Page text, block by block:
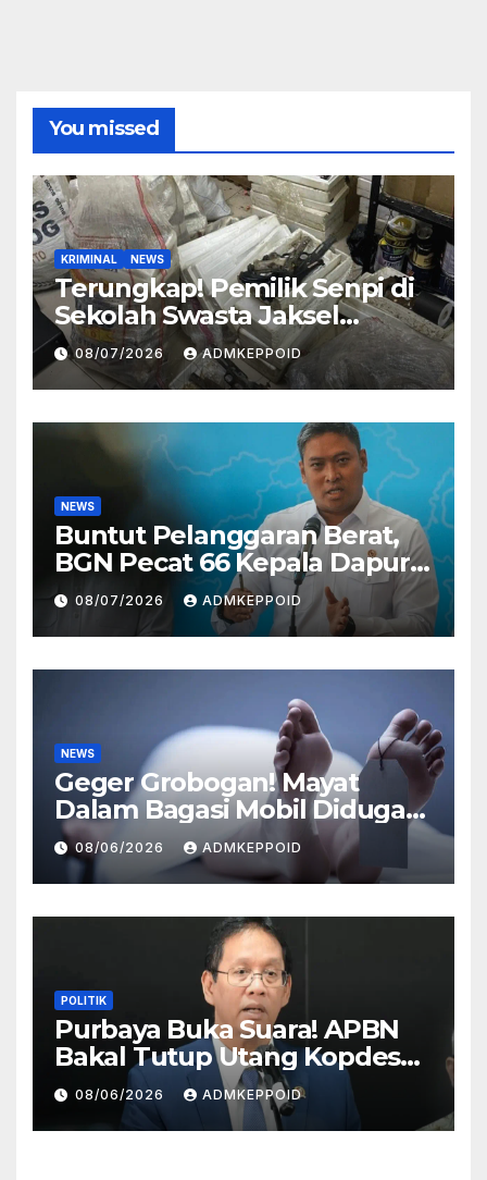
You missed
KRIMINAL NEWS
Terungkap! Pemilik Senpi di
Sekolah Swasta Jaksel
Ternyata Direktur
Perusahaan Airsoft Gun
Impor
08/07/2026 ADMKEPPOID
NEWS
Buntut Pelanggaran Berat,
BGN Pecat 66 Kepala Dapur
MBG dan Ungkap Alasannya
08/07/2026 ADMKEPPOID
NEWS
Geger Grobogan! Mayat
Dalam Bagasi Mobil Diduga
Terkait Hilangnya Bos Konter
HP
08/06/2026 ADMKEPPOID
POLITIK
Purbaya Buka Suara! APBN
Bakal Tutup Utang Kopdes
Rp 240 Triliun, Cicilan Rp 40
Triliun per Tahun
08/06/2026 ADMKEPPOID